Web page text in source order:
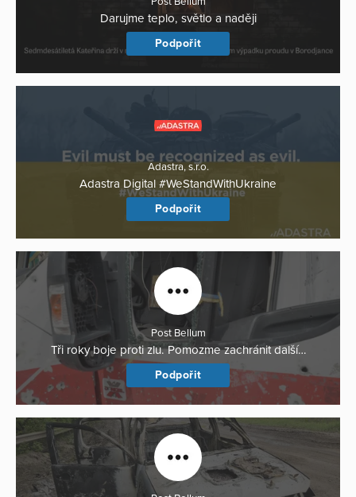
Darujme teplo, světlo a naději
Podpořit
Adastra, s.r.o.
Adastra Digital #WeStandWithUkraine
Podpořit
Post Bellum
Tři roky boje proti zlu. Pomozme zachránit další…
Podpořit